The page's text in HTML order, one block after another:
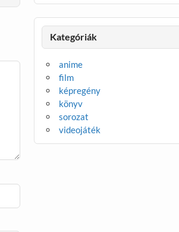
Kategóriák
anime
film
képregény
könyv
sorozat
videojáték